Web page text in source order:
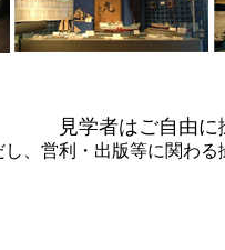
見学者はご自由
出版等に関わる撮影